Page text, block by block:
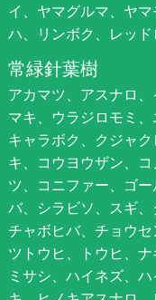
イ、ヤマグルマ、ヤ
ハ、リンボク、レッド
常緑針葉樹
アカマツ、アスナロ
マキ、ウラジロモミ、
キャラボク、クジャ
キ、コウヨウザン、
ツ、コニファー、ゴ
バ、シラビソ、スギ、
チャボヒバ、チョウセ
ツトウヒ、トウヒ、
ミサシ、ハイネズ、